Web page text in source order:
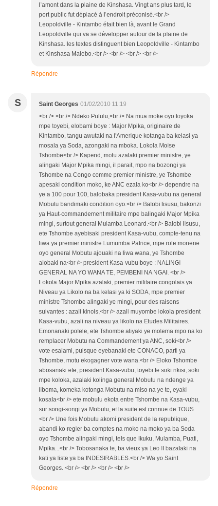
l’amont dans la plaine de Kinshasa. Vingt ans plus tard, le
port public fut déplacé à l’endroit préconisé.<br />
Leopoldville - Kintambo était bien là, avant le Grand
Leopoldville qui va se développer autour de la plaine de
Kinshasa. les textes distinguent bien Leopoldville - Kintambo
et Kinshasa Malebo.<br /> <br /> <br /> <br />
Répondre
S Saint Georges 01/02/2010 11:19
<br /> <br /> Ndeko Pululu,<br /> Na mua moke oyo toyoka
mpe toyebi, elobami boye : Major Mpika, originaire de
Kintambo, tangu awutaki na l'Amerique kotanga ba kelasi ya
mosala ya Soda, azongaki na mboka. Lokola Moise
Tshombe<br /> Kapend, motu azalaki premier ministre, ye
alingaki Major Mpika mingi, il parait, mpo na bozongi ya
Tshombe na Congo comme premier ministre, ye Tshombe
apesaki condition moko, ke ANC ezala ko<br /> dependre na
ye a 100 pour 100, balobaka president Kasa-vubu na general
Mobutu bandimaki condition oyo.<br /> Balobi lisusu, bakonzi
ya Haut-commandement militaire mpe balingaki Major Mpika
mingi, surtout general Mulamba Leonard.<br /> Balobi lisusu,
ete Tshombe ayebisaki president Kasa-vubu, compte-tenu na
liwa ya premier ministre Lumumba Patrice, mpe role monene
oyo general Mobutu ajouaki na liwa wana, ye Tshombe
alobaki na<br /> president Kasa-vubu boye : NALINGI
GENERAL NA YO WANA TE, PEMBENI NA NGAI. <br />
Lokola Major Mpika azalaki, premier militaire congolais ya
Niveau ya Likolo na ba kelasi ya ki SODA, mpe premier
ministre Tshombe alingaki ye mingi, pour des raisons
suivantes : azali kinois,<br /> azali muyombe lokola president
Kasa-vubu, azali na niveau ya likolo na Etudes Militaires.
Emonanaki polele, ete Tshombe atiyaki ye motema mpo na ko
remplacer Mobutu na Commandement ya ANC, soki<br />
vote esalami, puisque eyebanaki ete CONACO, parti ya
Tshombe, motu ekogagner vote wana.<br /> Eloko Tshombe
abosanaki ete, president Kasa-vubu, toyebi te soki nkisi, soki
mpe koloka, azalaki kolinga general Mobutu na ndenge ya
liboma, komeka kotonga Mobutu na miso na ye te, eyaki
kosala<br /> ete mobulu ekota entre Tshombe na Kasa-vubu,
sur songi-songi ya Mobutu, et la suite est connue de TOUS.
<br /> Une fois Mobutu akomi president de la republique,
abandi ko regler ba comptes na moko na moko ya ba Soda
oyo Tshombe alingaki mingi, tels que Ikuku, Mulamba, Puati,
Mpika...<br /> Tobosanaka te, ba vieux ya Leo II bazalaki na
kati ya liste ya ba INDESIRABLES.<br /> Wa yo Saint
Georges. <br /> <br /> <br /> <br />
Répondre